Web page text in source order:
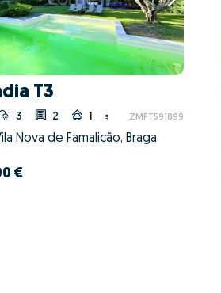
T3
3 2 1 ZMPT591899
Nova de Famalicão, Braga
€